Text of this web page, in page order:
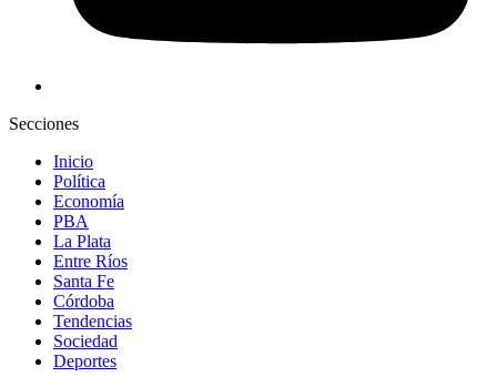
Secciones
Inicio
Política
Economía
PBA
La Plata
Entre Ríos
Santa Fe
Córdoba
Tendencias
Sociedad
Deportes